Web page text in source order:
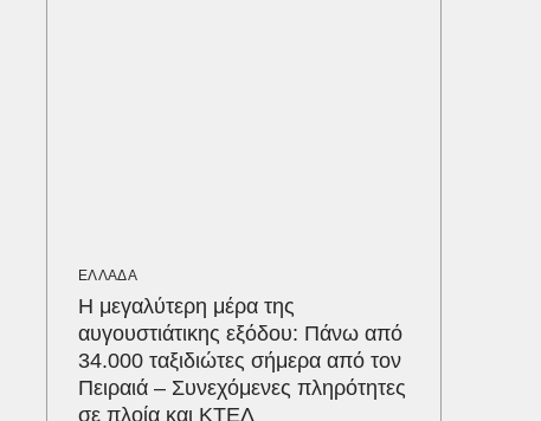
ΕΛΛΑΔΑ
Η μεγαλύτερη μέρα της
αυγουστιάτικης εξόδου: Πάνω από
34.000 ταξιδιώτες σήμερα από τον
Πειραιά – Συνεχόμενες πληρότητες
σε πλοία και ΚΤΕΛ